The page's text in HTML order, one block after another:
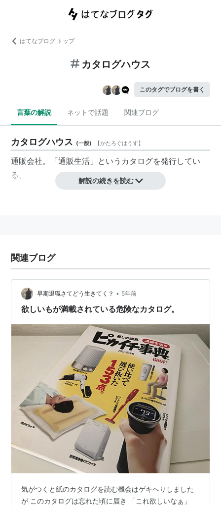
はてなブログ トップ
カタログハウス
このタグでブログを書く
言葉の解説 ネットで話題 関連ブログ
カタログハウス (一般) 【かたろぐはうす】
通販会社。「通販生活」というカタログを発行してい
る。
解説の続きを読む
関連ブログ
早期退職さてどう生きてく？ • 5年前
欲しいもが満載されている危険なカタログ。
気がつくと紙のカタログを読む機会はゲキへりしました
が このカタログは忘れた頃に届き 「これ欲しいなぁ」